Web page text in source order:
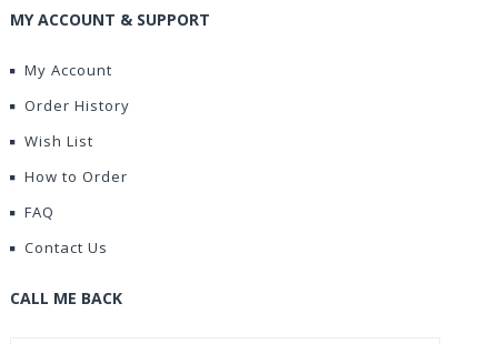
MY ACCOUNT & SUPPORT
My Account
Order History
Wish List
How to Order
FAQ
Contact Us
CALL ME BACK